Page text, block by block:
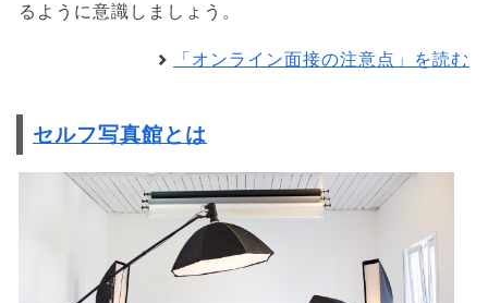
るように意識しましょう。
「オンライン面接の注意点」を読む
セルフ写真館とは